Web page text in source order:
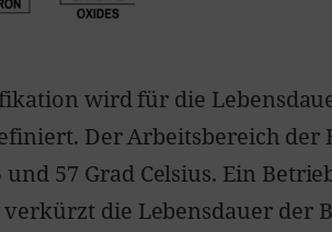
wird für die
Der Arbeitsbereich der
und 57 Grad Celsius. Ein
die Lebensdauer der